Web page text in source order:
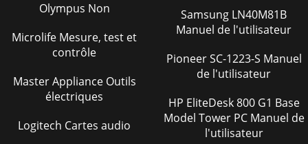
Olympus Non
Microlife Mesure, test et
contrôle
Master Appliance Outils
électriques
Logitech Cartes audio
Samsung LN40M81B
Manuel de l'utilisateur
Pioneer SC-1223-S Manuel
de l'utilisateur
HP EliteDesk 800 G1 Base
Model Tower PC Manuel de
l'utilisateur